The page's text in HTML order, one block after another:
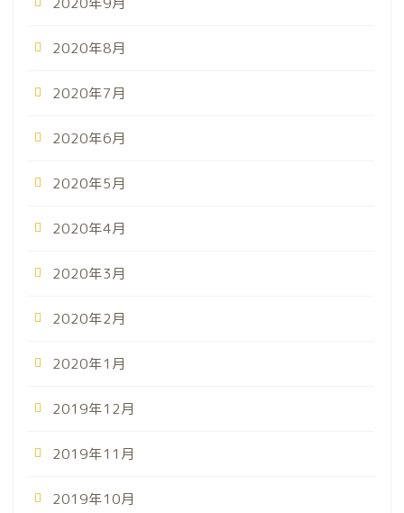
2020年8月
2020年7月
2020年6月
2020年5月
2020年4月
2020年3月
2020年2月
2020年1月
2019年12月
2019年11月
2019年10月